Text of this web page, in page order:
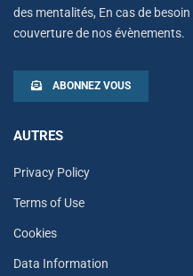
des mentalités, En cas de
couverture de nos évènements.
ABONNEZ VOUS
AUTRES
Privacy Policy
Terms of Use
Cookies
Data Information